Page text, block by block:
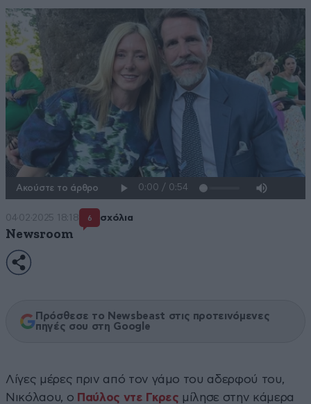
Ακούστε το άρθρο
04·02·2025 18:18 6 σχόλια
Newsroom
Πρόσθεσε το Newsbeast στις προτεινόμενες
πηγές σου στη Google
Λίγες μέρες πριν από τον γάμο του αδερφού του,
Νικόλαου, ο Παύλος ντε Γκρες μίλησε στην κάμερα